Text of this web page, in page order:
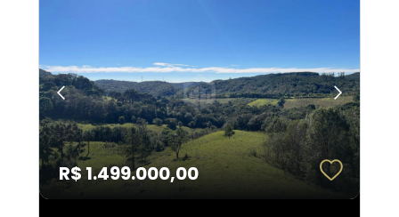
R$ 1.499.000,00